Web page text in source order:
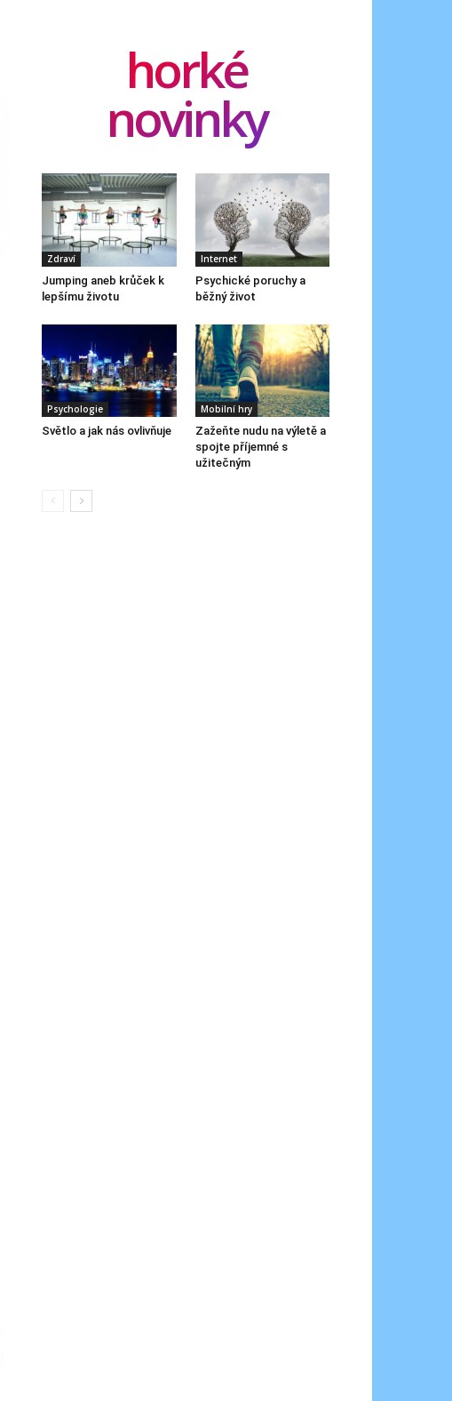
horké
novinky
Zdraví
Jumping aneb krůček k
lepšímu životu
Internet
Psychické poruchy a
běžný život
Psychologie
Světlo a jak nás ovlivňuje
Mobilní hry
Zažeňte nudu na výletě a
spojte příjemné s
užitečným